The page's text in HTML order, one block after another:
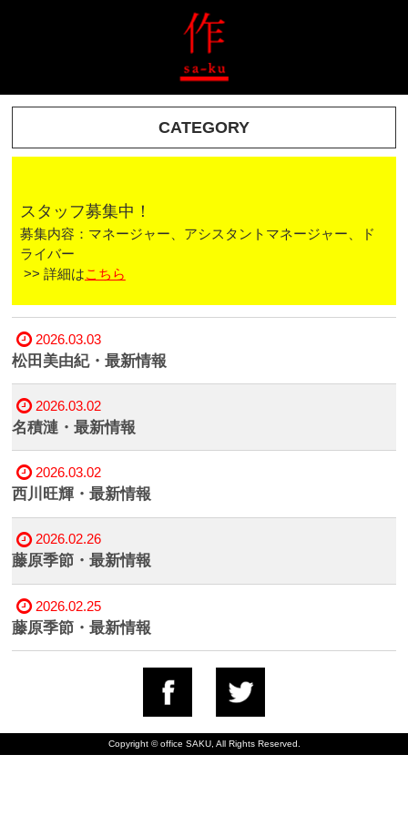
CATEGORY
スタッフ募集中！
募集内容：マネージャー、アシスタントマネージャー、ド
ライバー
>> 詳細はこちら
2026.03.03
松田美由紀・最新情報
2026.03.02
名積漣・最新情報
2026.03.02
西川旺輝・最新情報
2026.02.26
藤原季節・最新情報
2026.02.25
藤原季節・最新情報
Copyright © office SAKU, All Rights Reserved.